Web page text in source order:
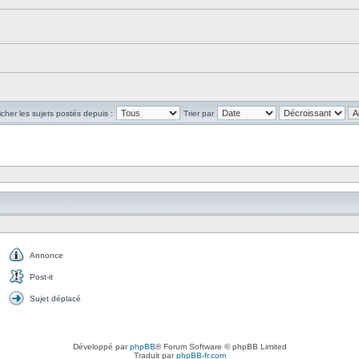
les sujets postés depuis : Trier par
Annonce
it
Post-it
Sujet déplacé
Développé parphpBB® Forum Software © phpBB Limited
Traduit parphpBB-fr.com